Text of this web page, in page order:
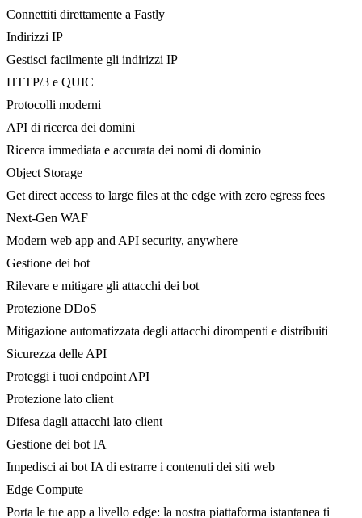
Connettiti direttamente a Fastly
Indirizzi IP
Gestisci facilmente gli indirizzi IP
HTTP/3 e QUIC
Protocolli moderni
API di ricerca dei domini
Ricerca immediata e accurata dei nomi di dominio
Object Storage
Get direct access to large files at the edge with zero egress fees
Next-Gen WAF
Modern web app and API security, anywhere
Gestione dei bot
Rilevare e mitigare gli attacchi dei bot
Protezione DDoS
Mitigazione automatizzata degli attacchi dirompenti e distribuiti
Sicurezza delle API
Proteggi i tuoi endpoint API
Protezione lato client
Difesa dagli attacchi lato client
Gestione dei bot IA
Impedisci ai bot IA di estrarre i contenuti dei siti web
Edge Compute
Porta le tue app a livello edge: la nostra piattaforma istantanea ti